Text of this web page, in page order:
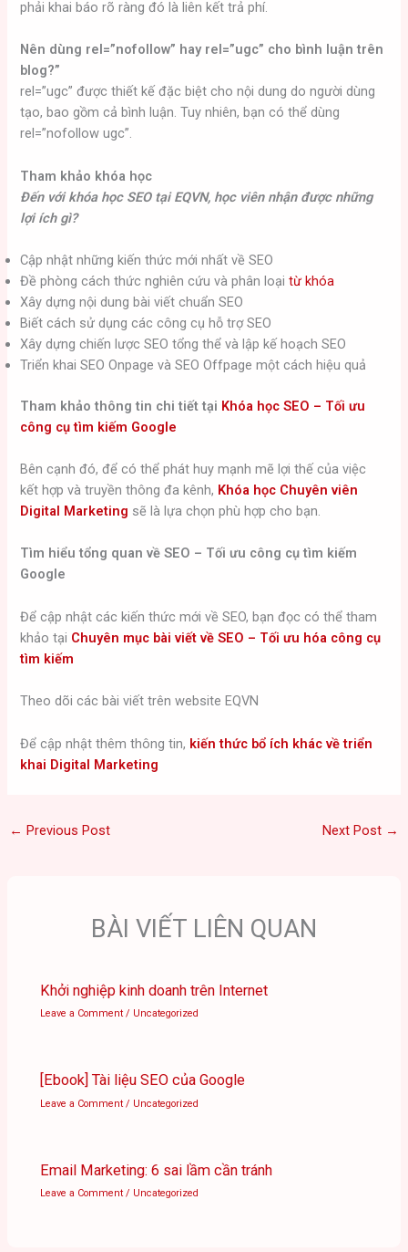
phải khai báo rõ ràng đó là liên kết trả phí.
Nên dùng rel=”nofollow” hay rel=”ugc” cho bình luận trên
blog?”
rel=”ugc” được thiết kế đặc biệt cho nội dung do người dùng
tạo, bao gồm cả bình luận. Tuy nhiên, bạn có thể dùng
rel=”nofollow ugc”.
Tham khảo khóa học
Đến với khóa học SEO tại EQVN, học viên nhận được những
lợi ích gì?
Cập nhật những kiến ​​thức mới nhất về SEO
Đề phòng cách thức nghiên cứu và phân loạitừ khóa
Xây dựng nội dung bài viết chuẩn SEO
Biết cách sử dụng các công cụ hỗ trợ SEO
Xây dựng chiến lược SEO tổng thể và lập kế hoạch SEO
Triển khai SEO Onpage và SEO Offpage một cách hiệu quả
Tham khảo thông tin chi tiết tại Khóa học SEO – Tối ưu
công cụ tìm kiếm Google
Bên cạnh đó, để có thể phát huy mạnh mẽ lợi thế của việc
kết hợp và truyền thông đa kênh, Khóa học Chuyên viên
Digital Marketing sẽ là lựa chọn phù hợp cho bạn.
Tìm hiểu tổng quan về SEO – Tối ưu công cụ tìm kiếm
Google
Để cập nhật các kiến thức mới về SEO, bạn đọc có thể tham
khảo tại Chuyên mục bài viết về SEO – Tối ưu hóa công cụ
tìm kiếm
Theo dõi các bài viết trên website EQVN
Để cập nhật thêm thông tin, kiến thức bổ ích khác về triển
khai Digital Marketing
← Previous Post Next Post →
BÀI VIẾT LIÊN QUAN
Khởi nghiệp kinh doanh trên Internet
Leave a Comment / Uncategorized
[Ebook] Tài liệu SEO của Google
Leave a Comment / Uncategorized
Email Marketing: 6 sai lầm cần tránh
Leave a Comment / Uncategorized